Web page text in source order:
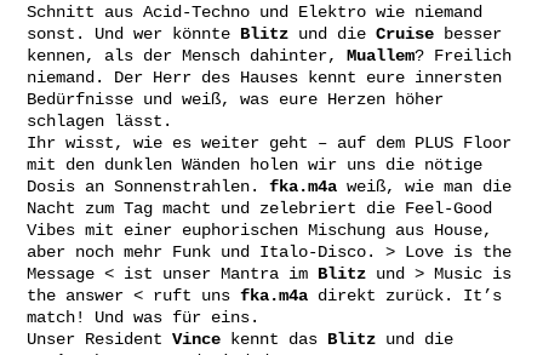
Schnitt aus Acid-Techno und Elektro wie niemand
sonst. Und wer könnte Blitz und die Cruise besser
kennen, als der Mensch dahinter, Muallem? Freilich
niemand. Der Herr des Hauses kennt eure innersten
Bedürfnisse und weiß, was eure Herzen höher
schlagen lässt.
Ihr wisst, wie es weiter geht – auf dem PLUS Floor
mit den dunklen Wänden holen wir uns die nötige
Dosis an Sonnenstrahlen.
fka.m4a weiß, wie man die
Nacht zum Tag macht und zelebriert die Feel-Good
Vibes mit einer euphorischen Mischung aus House,
aber noch mehr Funk und Italo-Disco. > Love is the
Message < ist unser Mantra im Blitz und > Music is
the answer < ruft uns fka.m4a direkt zurück. It’s
match! Und was für eins.
Unser Resident Vince kennt das Blitz und die